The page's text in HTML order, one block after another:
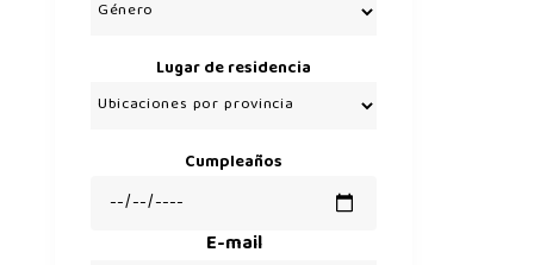
Lugar de residencia
Cumpleaños
E-mail